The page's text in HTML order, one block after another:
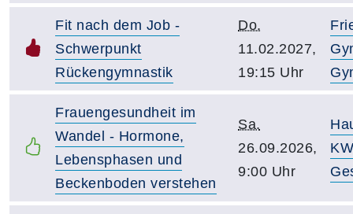
Fit nach dem Job -
Schwerpunkt
Rückengymnastik
Do.
11.02.2027,
19:15 Uhr
Frauengesundheit im
Wandel - Hormone,
Lebensphasen und
Beckenboden verstehen
Sa.
26.09.2026,
9:00 Uhr